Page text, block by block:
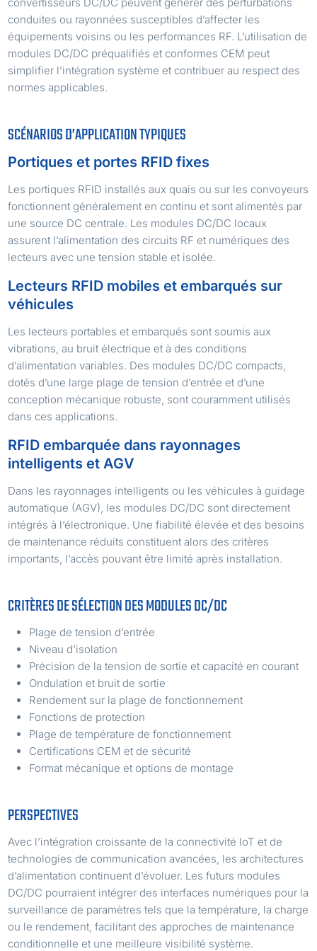
conduites ou rayonnées susceptibles d’affecter les
équipements voisins ou les performances RF. L’utilisation de
modules DC/DC préqualifiés et conformes CEM peut
simplifier l’intégration système et contribuer au respect des
normes applicables.
SCÉNARIOS D’APPLICATION TYPIQUES
Portiques et portes RFID fixes
Les portiques RFID installés aux quais ou sur les convoyeurs
fonctionnent généralement en continu et sont alimentés par
une source DC centrale. Les modules DC/DC locaux
assurent l’alimentation des circuits RF et numériques des
lecteurs avec une tension stable et isolée.
Lecteurs RFID mobiles et embarqués sur
véhicules
Les lecteurs portables et embarqués sont soumis aux
vibrations, au bruit électrique et à des conditions
d’alimentation variables. Des modules DC/DC compacts,
dotés d’une large plage de tension d’entrée et d’une
conception mécanique robuste, sont couramment utilisés
dans ces applications.
RFID embarquée dans rayonnages
intelligents et AGV
Dans les rayonnages intelligents ou les véhicules à guidage
automatique (AGV), les modules DC/DC sont directement
intégrés à l’électronique. Une fiabilité élevée et des besoins
de maintenance réduits constituent alors des critères
importants, l’accès pouvant être limité après installation.
CRITÈRES DE SÉLECTION DES MODULES DC/DC
Plage de tension d’entrée
Niveau d’isolation
Précision de la tension de sortie et capacité en courant
Ondulation et bruit de sortie
Rendement sur la plage de fonctionnement
Fonctions de protection
Plage de température de fonctionnement
Certifications CEM et de sécurité
Format mécanique et options de montage
PERSPECTIVES
Avec l’intégration croissante de la connectivité IoT et de
technologies de communication avancées, les architectures
d’alimentation continuent d’évoluer. Les futurs modules
DC/DC pourraient intégrer des interfaces numériques pour la
surveillance de paramètres tels que la température, la charge
ou le rendement, facilitant des approches de maintenance
conditionnelle et une meilleure visibilité système.